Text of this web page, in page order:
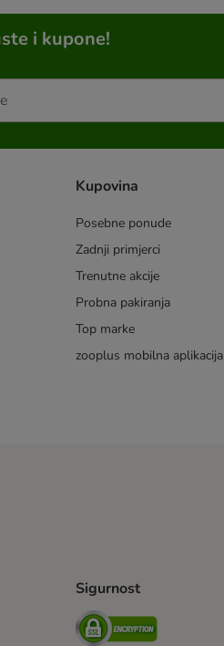
i kupone!
Kupovina
Posebne ponude
Zadnji primjerci
Trenutne akcije
Probna pakiranja
Top marke
zooplus mobilna aplikacija
Sigurnost
Security